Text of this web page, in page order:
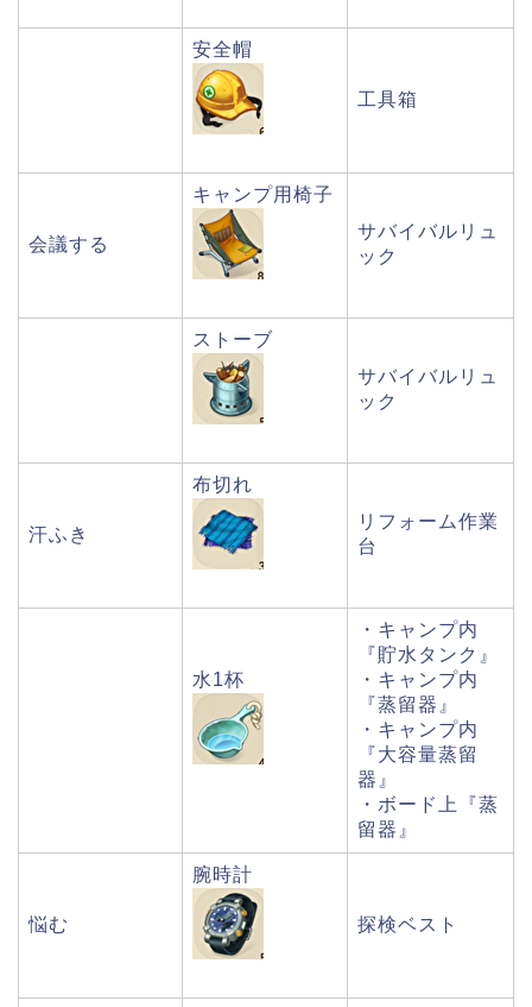
安全帽
工具箱
会議する
キャンプ用椅子
サバイバルリュ
ック
ストーブ
サバイバルリュ
ック
汗ふき
布切れ
リフォーム作業
台
水1杯
・キャンプ内
『貯水タンク』
・キャンプ内
『蒸留器』
・キャンプ内
『大容量蒸留
器』
・ボード上『蒸
留器』
悩む
腕時計
探検ベスト